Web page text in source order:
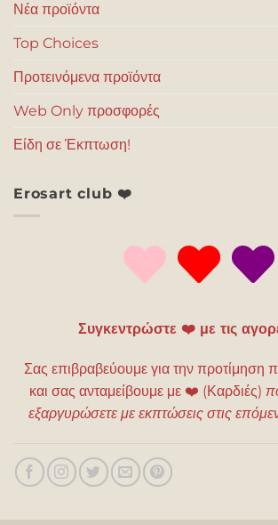
Νέα προϊόντα
Top Choices
Προτεινόμενα προϊόντα
Web Only προσφορές
Είδη σε Έκπτωση!
Erosart club ❤️
Συγκεντρώστε ❤️ με τις
Σας επιβραβεύουμε για την προτίμηση
και σας ανταμείβουμε με ❤️ (Καρδιές)
εξαργυρώσετε με εκπτώσεις στις